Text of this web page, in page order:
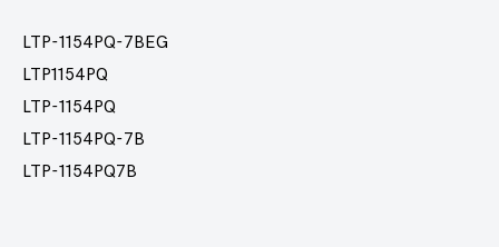
LTP-1154PQ-7BEG
LTP1154PQ
LTP-1154PQ
LTP-1154PQ-7B
LTP-1154PQ7B